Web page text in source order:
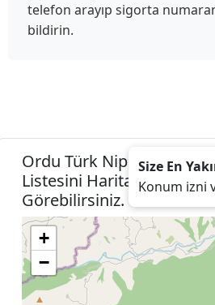
telefon arayıp sigorta
bildirin.
Ordu Türk Nippon
Listesini Harita
Görebilirsiniz.
+
−
Size En
Konum izni